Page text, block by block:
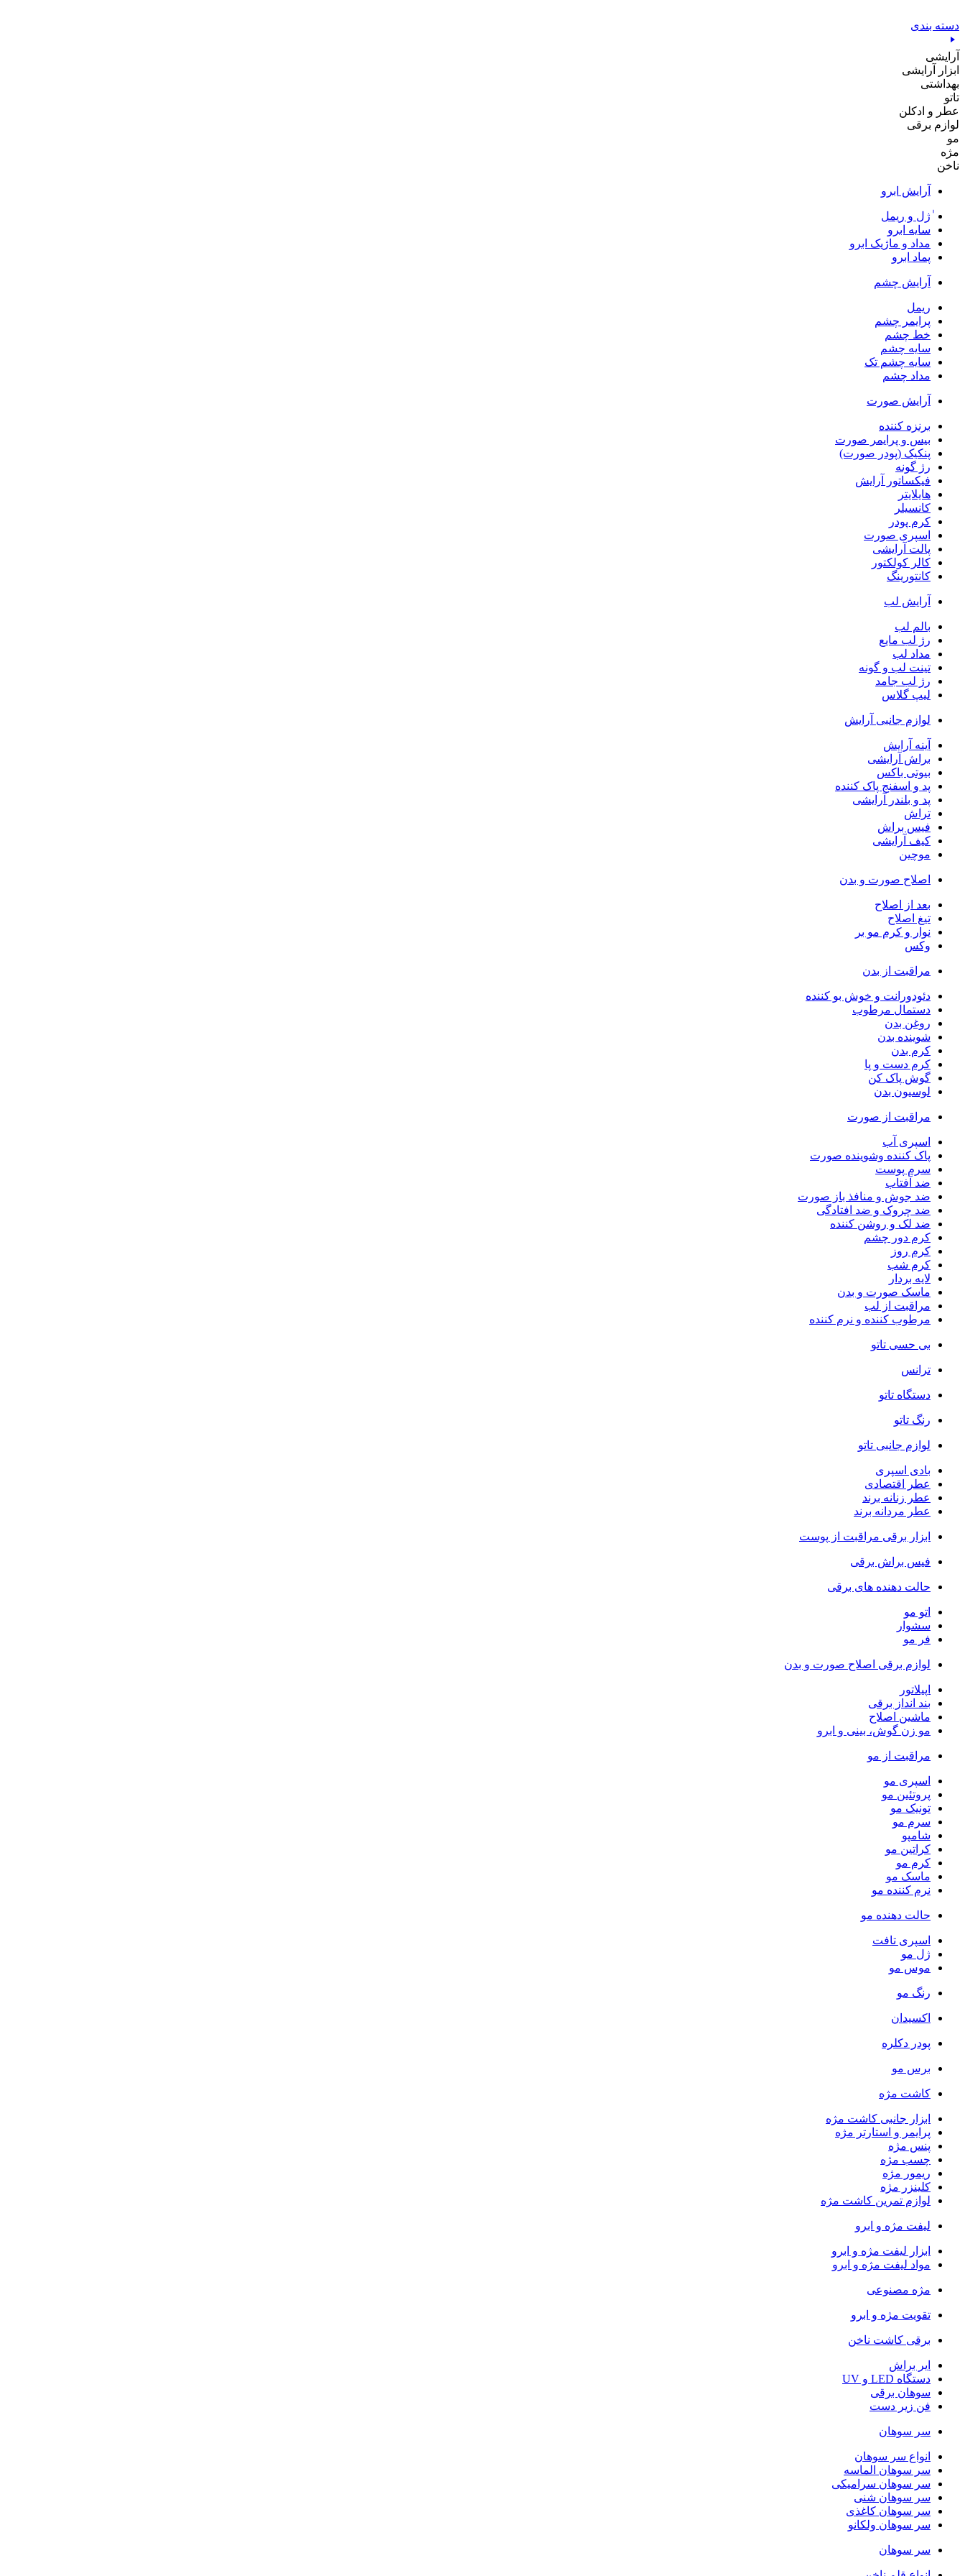
به
محتوا
دسته بندی
آرایشی
ابزار آرایشی
بهداشتی
تاتو
عطر و ادکلن
لوازم برقی
مو
مژه
ناخن
آرایش ابرو
ٰژل و ریمل
سایه ابرو
مداد و ماژیک ابرو
پماد ابرو
آرایش چشم
ریمل
پرایمر چشم
خط چشم
سایه چشم
سایه چشم تک
مداد چشم
آرایش صورت
برنزه کننده
بیس و پرایمر صورت
پنکیک (پودر صورت)
رژ گونه
فیکساتور آرایش
هایلایتر
کانسیلر
کرم پودر
اسپری صورت
پالت آرایشی
کالر کولکتور
کانتورینگ
آرایش لب
بالم لب
رژ لب مایع
مداد لب
تینت لب و گونه
رژ لب جامد
لیپ گلاس
لوازم جانبی آرایش
آینه آرایش
براش آرایشی
بیوتی باکس
پد و اسفنج پاک کننده
پد و بلندر آرایشی
تراش
فیس براش
کیف آرایشی
موچین
اصلاح صورت و بدن
بعد از اصلاح
تیغ اصلاح
نوار و کرم مو بر
وکس
مراقبت از بدن
دئودورانت و خوش بو کننده
دستمال مرطوب
روغن بدن
شوینده بدن
کرم بدن
کرم دست و پا
گوش پاک کن
لوسیون بدن
مراقبت از صورت
اسپری آب
پاک کننده وشوینده صورت
سرم پوست
ضد آفتاب
ضد جوش و منافذ باز صورت
ضد چروک و ضد افتادگی
ضد لک و روشن کننده
کرم دور چشم
کرم روز
کرم شب
لایه بردار
ماسک صورت و بدن
مراقبت از لب
مرطوب کننده و نرم کننده
بی حسی تاتو
ترانس
دستگاه تاتو
رنگ تاتو
لوازم جانبی تاتو
بادی اسپری
عطر اقتصادی
عطر زنانه برند
عطر مردانه برند
ابزار برقی مراقبت از پوست
فیس براش برقی
حالت دهنده های برقی
اتو مو
سشوار
فر مو
لوازم برقی اصلاح صورت و بدن
اپیلاتور
بند انداز برقی
ماشین اصلاح
مو زن گوش، بینی و ابرو
مراقبت از مو
اسپری مو
پروتئین مو
تونیک مو
سرم مو
شامپو
کراتین مو
کرم مو
ماسک مو
نرم کننده مو
حالت دهنده مو
اسپری تافت
ژل مو
موس مو
رنگ مو
اکسیدان
پودر دکلره
برس مو
کاشت مژه
ابزار جانبی کاشت مژه
پرایمر و استارتر مژه
پنس مژه
چسب مژه
ریمور مژه
کلینزر مژه
لوازم تمرین کاشت مژه
لیفت مژه و ابرو
ابزار لیفت مژه و ابرو
مواد لیفت مژه و ابرو
مژه مصنوعی
تقویت مژه و ابرو
برقی کاشت ناخن
ایر براش
دستگاه LED و UV
سوهان برقی
فن زیر دست
سر سوهان
انواع سر سوهان
سر سوهان الماسه
سر سوهان سرامیکی
سر سوهان شنی
سر سوهان کاغذی
سر سوهان ولکانو
سر سوهان